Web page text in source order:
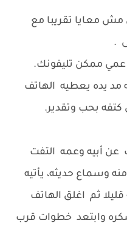
مش معايا تقريبا مع
.
عمي ممكن تليفونك.
مد يده يعطيه الهاتف
كتفه بحب وتقدير.
عن أبيه وعمه التفت
وسماع حديثه، يأتيه
ثم اغلق الهاتف
وابتعد خطوات قرب